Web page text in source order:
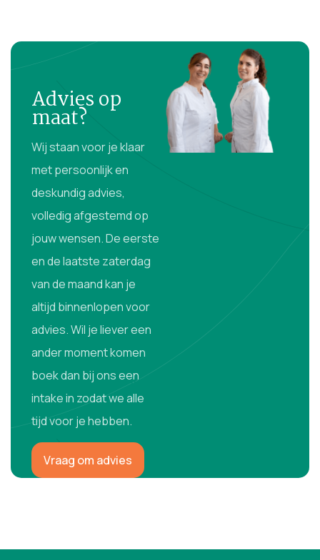
Advies op
maat?
Wij staan voor je klaar
met persoonlijk en
deskundig advies,
volledig afgestemd op
jouw wensen. De eerste
en de laatste zaterdag
van de maand kan je
altijd binnenlopen voor
advies. Wil je liever een
ander moment komen
boek dan bij ons een
intake in zodat we alle
tijd voor je hebben.
Vraag om advies